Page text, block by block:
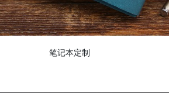
笔记本定制